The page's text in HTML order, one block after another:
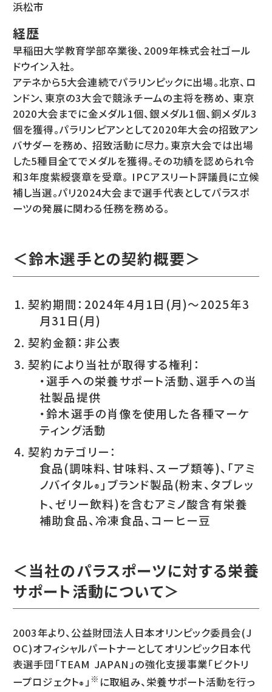
浜松市
経歴
早稲田大学教育学部卒業後、2009年株式会社ゴール
ドウイン入社。
アテネから5大会連続でパラリンピックに出場。北京、ロ
ンドン、東京の3大会で競泳チームの主将を務め、 東京
2020大会までに金メダル1個、銀メダル1個、銅メダル3
個を獲得。パラリンピアンとして2020年大会の招致アン
バサダーを務め、 招致活動に尽力。東京大会では出場
した5種目全てでメダルを獲得。その功績を認められ令
和3年度紫綬褒章を受章。 IPCアスリート評議員に立候
補し当選。パリ2024大会まで選手代表としてパラスポ
ーツの発展に関わる任務を務める。
＜鈴木選手との契約概要＞
契約期間：2024年4月1日(月)～2025年3
月31日(月)
契約金額：非公表
契約により当社が取得する権利：
・選手への栄養サポート活動、選手への当
社製品提供
・鈴木選手の肖像を使用した各種マーケ
ティング活動
契約カテゴリー：
食品(調味料、甘味料、スープ類等)、「アミ
ノバイタル® 」ブランド製品(粉末、タブレッ
ト、ゼリー飲料)を含むアミノ酸含有栄養
補助食品、冷凍食品、コーヒー豆
＜当社のパラスポーツに対する栄養
サポート活動について＞
2003年より、公益財団法人日本オリンピック委員会(J
OC)オフィシャルパートナーとしてオリンピック日本代
表選手団「TEAM JAPAN」の強化支援事業「ビクトリ
ープロジェクト® 」 ※ に取組み、栄養サポート活動を行っ